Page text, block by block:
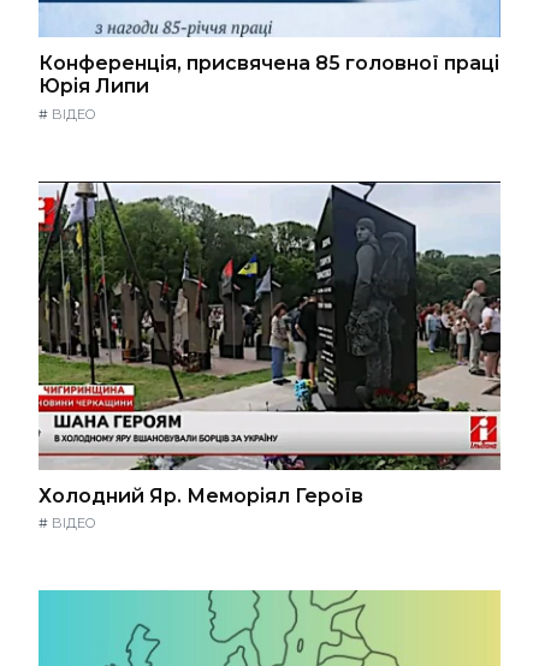
Конференція, присвячена 85 головної праці
Юрія Липи
# ВІДЕО
Холодний Яр. Меморіял Героїв
# ВІДЕО